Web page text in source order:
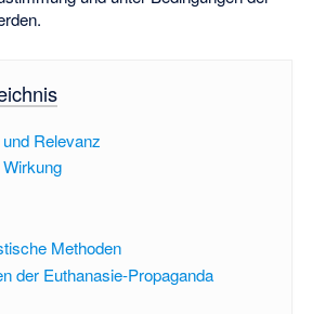
Relevanz
Methoden
der Euthanasie-Propaganda